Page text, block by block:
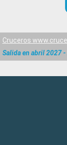
Cruceros
Salida en abril 2027